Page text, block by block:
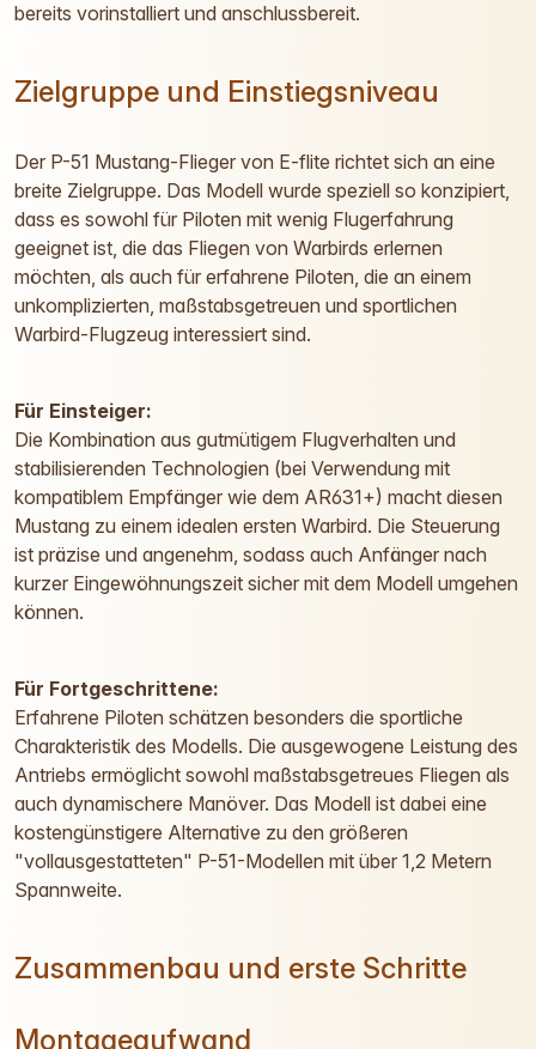
bereits vorinstalliert und anschlussbereit.
Zielgruppe und Einstiegsniveau
Der P-51 Mustang-Flieger von E-flite richtet sich an eine
breite Zielgruppe. Das Modell wurde speziell so konzipiert,
dass es sowohl für Piloten mit wenig Flugerfahrung
geeignet ist, die das Fliegen von Warbirds erlernen
möchten, als auch für erfahrene Piloten, die an einem
unkomplizierten, maßstabsgetreuen und sportlichen
Warbird-Flugzeug interessiert sind.
Für Einsteiger:
Die Kombination aus gutmütigem Flugverhalten und
stabilisierenden Technologien (bei Verwendung mit
kompatiblem Empfänger wie dem AR631+) macht diesen
Mustang zu einem idealen ersten Warbird. Die Steuerung
ist präzise und angenehm, sodass auch Anfänger nach
kurzer Eingewöhnungszeit sicher mit dem Modell umgehen
können.
Für Fortgeschrittene:
Erfahrene Piloten schätzen besonders die sportliche
Charakteristik des Modells. Die ausgewogene Leistung des
Antriebs ermöglicht sowohl maßstabsgetreues Fliegen als
auch dynamischere Manöver. Das Modell ist dabei eine
kostengünstigere Alternative zu den größeren
"vollausgestatteten" P-51-Modellen mit über 1,2 Metern
Spannweite.
Zusammenbau und erste Schritte
Montageaufwand